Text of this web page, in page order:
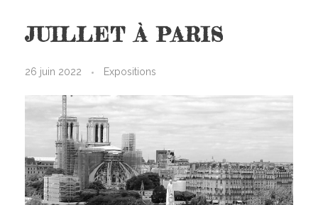
JUILLET À PARIS
26 juin 2022 Expositions